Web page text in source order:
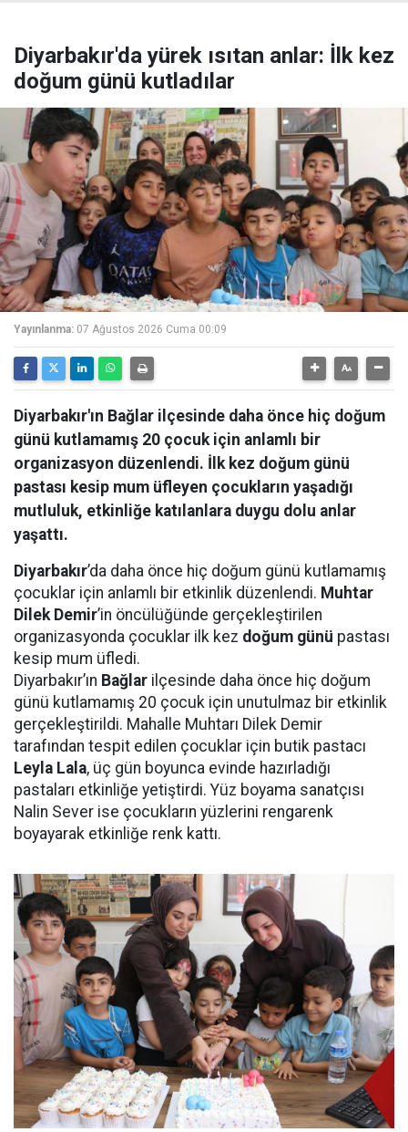
Diyarbakır'da yürek ısıtan anlar: İlk kez
doğum günü kutladılar
Yayınlanma: 07 Ağustos 2026 Cuma 00:09
Diyarbakır'ın Bağlar ilçesinde daha önce hiç doğum
günü kutlamamış 20 çocuk için anlamlı bir
organizasyon düzenlendi. İlk kez doğum günü
pastası kesip mum üfleyen çocukların yaşadığı
mutluluk, etkinliğe katılanlara duygu dolu anlar
yaşattı.
Diyarbakır’da daha önce hiç doğum günü kutlamamış
çocuklar için anlamlı bir etkinlik düzenlendi. Muhtar
Dilek Demir’in öncülüğünde gerçekleştirilen
organizasyonda çocuklar ilk kez doğum günü pastası
kesip mum üfledi.
Diyarbakır’ın Bağlar ilçesinde daha önce hiç doğum
günü kutlamamış 20 çocuk için unutulmaz bir etkinlik
gerçekleştirildi. Mahalle Muhtarı Dilek Demir
tarafından tespit edilen çocuklar için butik pastacı
Leyla Lala, üç gün boyunca evinde hazırladığı
pastaları etkinliğe yetiştirdi. Yüz boyama sanatçısı
Nalin Sever ise çocukların yüzlerini rengarenk
boyayarak etkinliğe renk kattı.